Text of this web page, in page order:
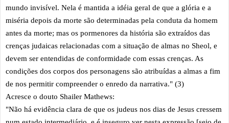
mundo invisível. Nela é mantida a idéia geral de que a glória e a
miséria depois da morte são determinadas pela conduta da homem
antes da morte; mas os pormenores da história são extraídos das
crenças judaicas relacionadas com a situação de almas no Sheol, e
devem ser entendidas de conformidade com essas crenças. As
condições dos corpos dos personagens são atribuídas a almas a fim
de nos permitir compreender o enredo da narrativa." (3)
Acresce o douto Shailer Mathews:
"Não há evidência clara de que os judeus nos dias de Jesus cressem